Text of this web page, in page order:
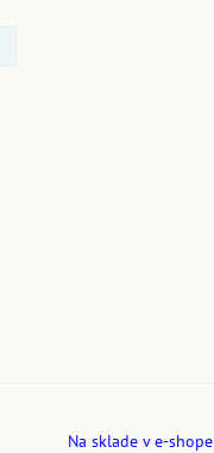
Na sklade v e-shope